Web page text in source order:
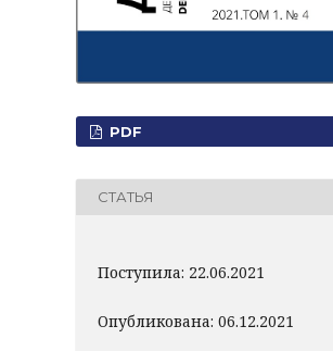
PDF
СТАТЬЯ
Поступила: 22.06.2021
Опубликована: 06.12.2021